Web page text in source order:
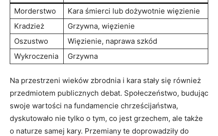
Morderstwo
Kara śmierci lub dożywotnie więzienie
Kradzież
Grzywna, więzienie
Oszustwo
Więzienie, naprawa szkód
Wykroczenia
Grzywna
Na przestrzeni wieków zbrodnia i kara stały się również
przedmiotem publicznych debat. Społeczeństwo, budując
swoje wartości na fundamencie chrześcijaństwa,
dyskutowało nie tylko o tym, co jest grzechem, ale także
o naturze samej kary. Przemiany te doprowadziły do